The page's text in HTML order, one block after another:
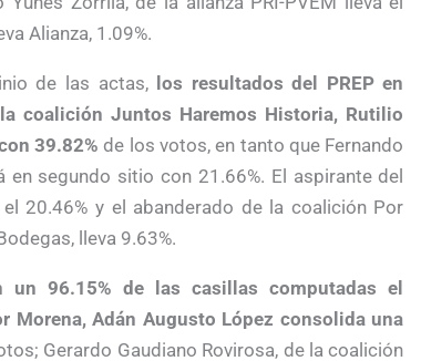
Alianza, 1.09%.
de las actas, los resultados del PREP en
coalición Juntos Haremos Historia, Rutilio
39.82% de los votos, en tanto que Fernando
en segundo sitio con 21.66%. El aspirante del
20.46% y el abanderado de la coalición Por
lleva 9.63%.
96.15% de las casillas computadas el
Morena, Adán Augusto López consolida una
Gerardo Gaudiano Rovirosa, de la coalición